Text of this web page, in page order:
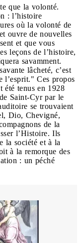
que la volonté.
: l’histoire
où la volonté de
ouvre de nouvelles
et que vous
leçons de l’histoire,
savamment.
lâcheté, c’est
l’esprit." Ces propos
été tenus en 1928
Saint-Cyr par le
se trouvaient
Dio, Chevigné,
de la
l’Histoire. Ils
la société et à la
à la remorque des
: un péché